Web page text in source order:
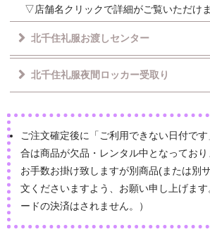
▽店舗名クリックで詳細がご覧いただけ
北千住礼服お渡しセンター
北千住礼服夜間ロッカー受取り
ご注文確定後に「ご利用できない日付で
合は商品が欠品・レンタル中となっており
お手数お掛け致しますが別商品(または別
文くださいますよう、お願い申し上げま
ードの決済はされません。）